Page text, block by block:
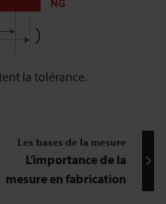
la tolérance.
Les bases de la mesure
L’importance de la
mesure en fabrication